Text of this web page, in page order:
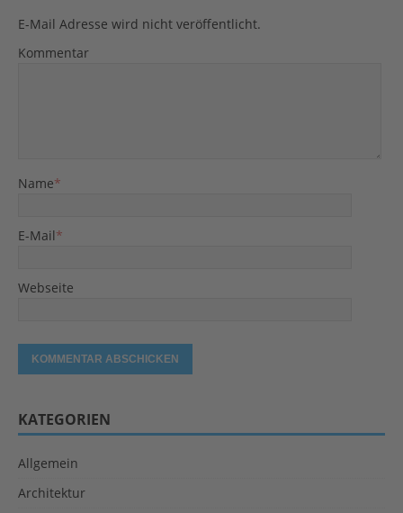
E-Mail Adresse wird nicht veröffentlicht.
Kommentar
Name*
E-Mail*
Webseite
KATEGORIEN
Allgemein
Architektur